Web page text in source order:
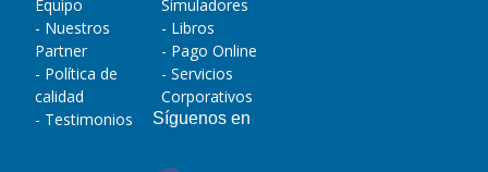
Equipo
- Nuestros
Partner
- Política de
calidad
- Testimonios
Simuladores
- Libros
- Pago Online
- Servicios
Corporativos
Síguenos en